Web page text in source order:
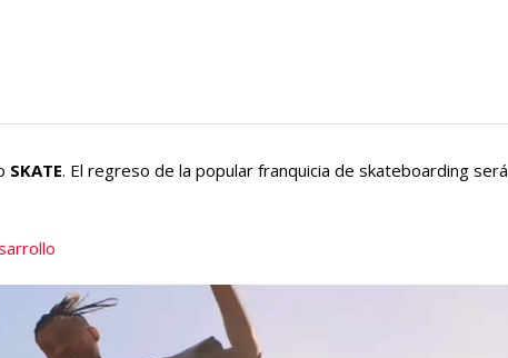
SKATE. El regreso de la popular franquicia de skateboarding será